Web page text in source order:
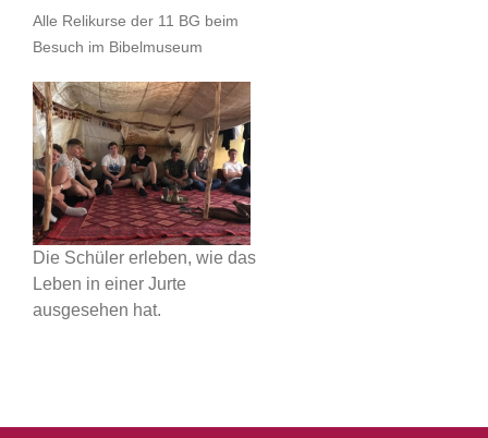
Alle Relikurse der 11 BG beim
Besuch im Bibelmuseum
Die Schüler erleben, wie das
Leben in einer Jurte
ausgesehen hat.